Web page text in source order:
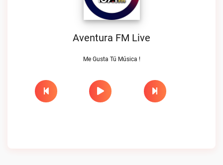
Aventura FM Live
Me Gusta Tú Música !